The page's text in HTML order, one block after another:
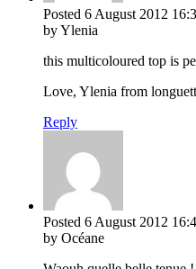
Posted 6 August 2012
by Ylenia
this multicoloured top is
Love, Ylenia from
Reply
Posted 6 August 2012
by Océane